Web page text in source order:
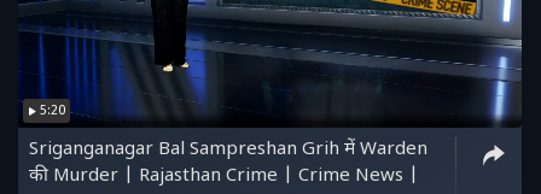
5:20
Sriganganagar Bal Sampreshan Grih में Warden
की Murder | Rajasthan Crime | Crime News |